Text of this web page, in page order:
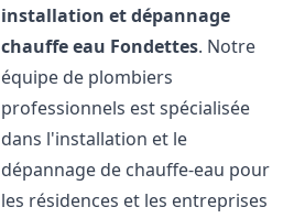
installation et dépannage
chauffe eau Fondettes. Notre
équipe de plombiers
professionnels est spécialisée
dans l'installation et le
dépannage de chauffe-eau pour
les résidences et les entreprises